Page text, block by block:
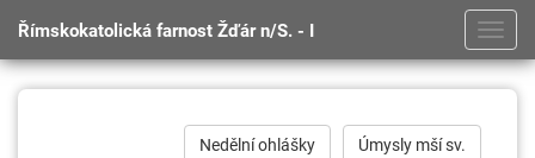
Římskokatolická farnost Žďár n/S. - I
Úmysly mší sv.
Nedělní ohlášky